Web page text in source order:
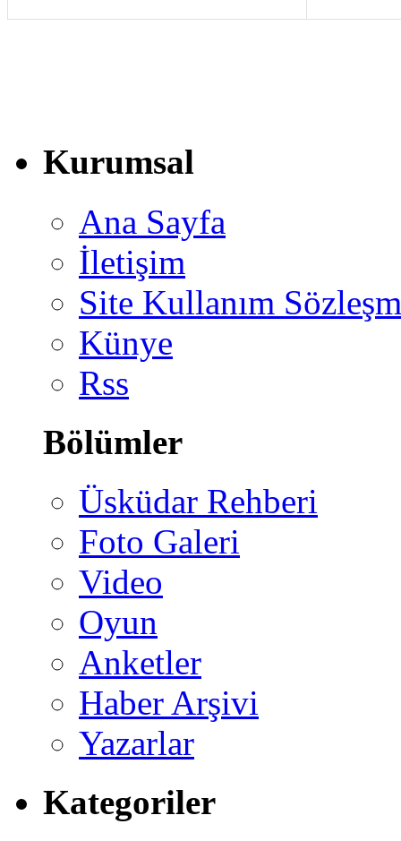
Kurumsal
Ana Sayfa
İletişim
Site Kullanım
Künye
Rss
Bölümler
Üsküdar Rehberi
Foto Galeri
Video
Oyun
Anketler
Haber Arşivi
Yazarlar
Kategoriler